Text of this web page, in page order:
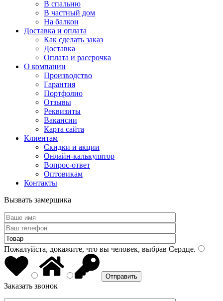
В спальню
В частный дом
На балкон
Доставка и оплата
Как сделать заказ
Доставка
Оплата и рассрочка
О компании
Производство
Гарантия
Портфолио
Отзывы
Реквизиты
Вакансии
Карта сайта
Клиентам
Скидки и акции
Онлайн-калькулятор
Вопрос-ответ
Оптовикам
Контакты
Вызвать замерщика
Пожалуйста, докажите, что вы человек, выбрав Сердце.
Заказать звонок